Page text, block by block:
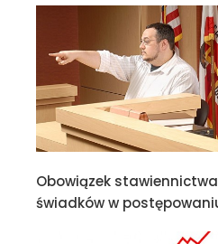
Obowiązek
świadków w